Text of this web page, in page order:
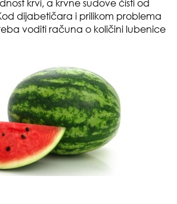
krvi, a krvne sudove čisti od
dijabetičara i prilikom problema
voditi računa o količini lubenice